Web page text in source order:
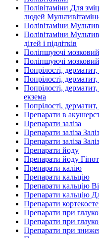
Полівітаміни Для
людей
Полівітаміни
Полівітаміни
дітей і підлітків
Поліпшуючі
Поліпшуючі
Попрілості,
Попрілості,
Попрілості,
екзема
Попрілості,
Препарати в
Препарати заліза
Препарати заліза
Препарати заліза
Препарати йоду
Препарати йоду
Препарати калію
Препарати кальцію
Препарати кальцію
Препарати кальцію
Препарати
Препарати при
Препарати при
Препарати при